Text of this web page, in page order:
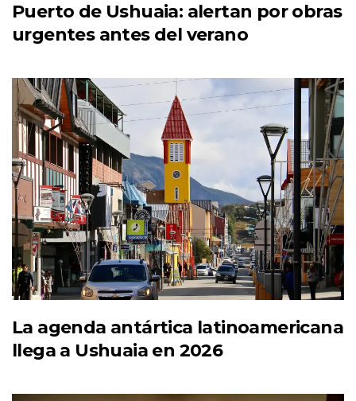
Puerto de Ushuaia: alertan por obras
urgentes antes del verano
La agenda antártica latinoamericana
llega a Ushuaia en 2026